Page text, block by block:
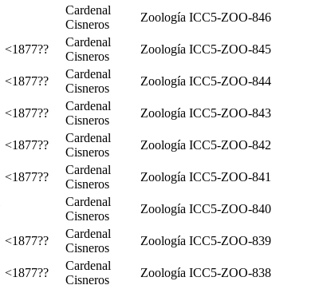
Cardenal
Cisneros
Zoología ICC5-ZOO-846
<1877??
Cardenal
Cisneros
Zoología ICC5-ZOO-845
<1877??
Cardenal
Cisneros
Zoología ICC5-ZOO-844
<1877??
Cardenal
Cisneros
Zoología ICC5-ZOO-843
<1877??
Cardenal
Cisneros
Zoología ICC5-ZOO-842
<1877??
Cardenal
Cisneros
Zoología ICC5-ZOO-841
Cardenal
Cisneros
Zoología ICC5-ZOO-840
<1877??
Cardenal
Cisneros
Zoología ICC5-ZOO-839
<1877??
Cardenal
Cisneros
Zoología ICC5-ZOO-838